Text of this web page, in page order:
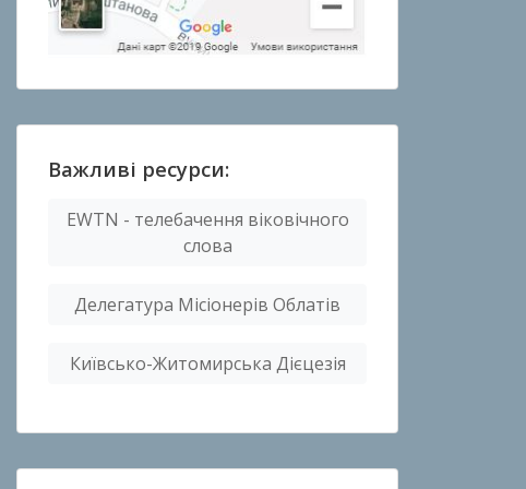
Важливі ресурси:
EWTN - телебачення віковічного
слова
Делегатура Місіонерів Облатів
Київсько-Житомирська Дієцезія